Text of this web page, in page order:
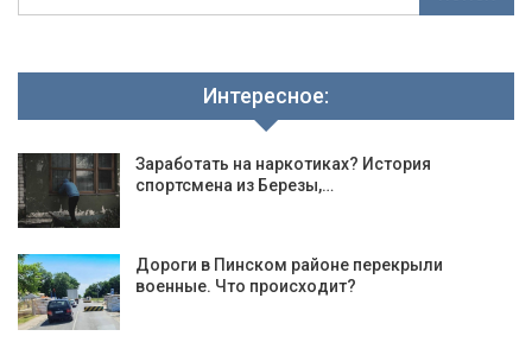
Интересное:
Заработать на наркотиках? История
спортсмена из Березы,…
Дороги в Пинском районе перекрыли
военные. Что происходит?